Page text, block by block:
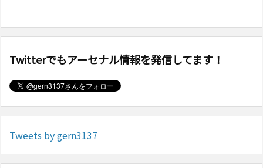
Twitterでもアーセナル情報を発信してます！
Tweets by gern3137